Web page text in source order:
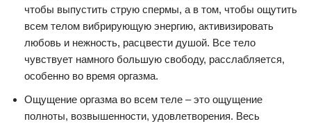
чтобы выпустить струю спермы, а в том, чтобы ощутить
всем телом вибрирующую энергию, активизировать
любовь и нежность, расцвести душой. Все тело
чувствует намного большую свободу, расслабляется,
особенно во время оргазма.
Ощущение оргазма во всем теле – это ощущение
полноты, возвышенности, удовлетворения. Весь